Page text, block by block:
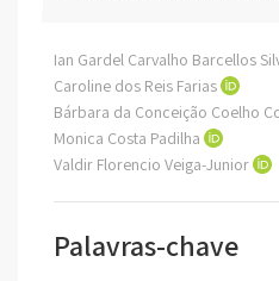
Ian Gardel Carvalho Barcellos
Caroline dos Reis Farias
Bárbara da Conceição Coelho
Monica Costa Padilha
Valdir Florencio Veiga-Junior
Palavras-chave